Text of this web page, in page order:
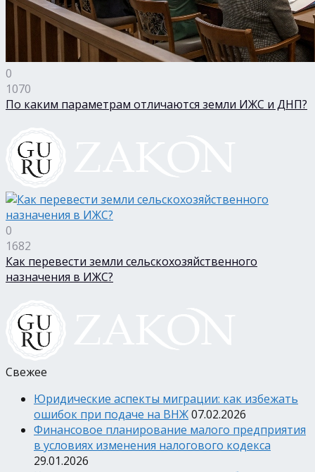
0
1070
По каким параметрам отличаются земли ИЖС и ДНП?
0
1682
Как перевести земли сельскохозяйственного
назначения в ИЖС?
Свежее
Юридические аспекты миграции: как избежать
ошибок при подаче на ВНЖ07.02.2026
Финансовое планирование малого предприятия
в условиях изменения налогового кодекса
29.01.2026